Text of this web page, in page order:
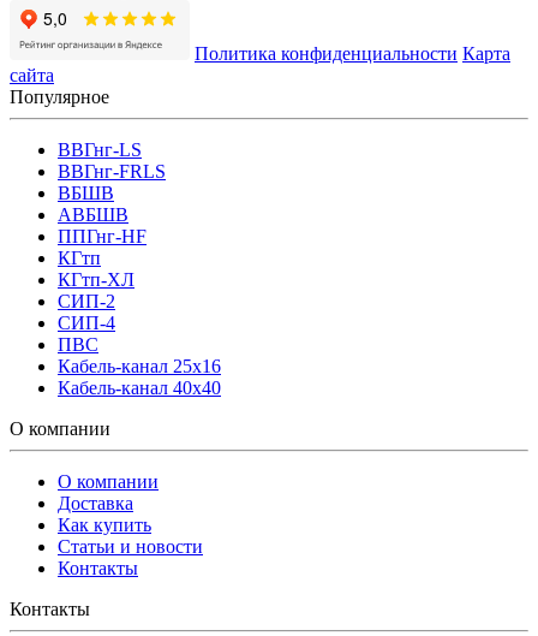
Политика конфиденциальности Карта
сайта
Популярное
ВВГнг-LS
ВВГнг-FRLS
ВБШВ
АВБШВ
ППГнг-HF
КГтп
КГтп-ХЛ
СИП-2
СИП-4
ПВС
Кабель-канал 25х16
Кабель-канал 40х40
О компании
О компании
Доставка
Как купить
Статьи и новости
Контакты
Контакты